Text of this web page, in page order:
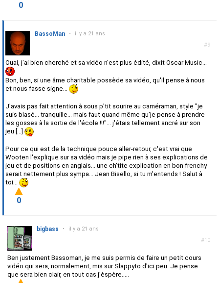
0
#9
BassoMan • il y a 21 ans
Ouai, j'ai bien cherché et sa vidéo n'est plus édité, dixit Oscar Music...
Bon, ben, si une âme charitable possède sa vidéo, qu'il pense à nous
et nous fasse signe...
J'avais pas fait attention à sous p'tit sourire au caméraman, style "je
suis blasé... tranquille... mais faut quand même qu'je pense à prendre
les gosses à la sortie de l'école !!!"... j'étais tellement ancré sur son
jeu [...]
Pour ce qui est de la technique pouce aller-retour, c'est vrai que
Wooten l'explique sur sa vidéo mais je pipe rien à ses explications de
jeu et de positions en anglais... une ch'tite explication en bon frenchy
serait nettement plus sympa... Jean Bisello, si tu m'entends ! Salut à
toi...
0
#10
bigbass • il y a 21 ans
Ben justement Bassoman, je me suis permis de faire un petit cours
vidéo qui sera, normalement, mis sur Slappyto d'ici peu. Je pense
que sera bien clair, en tout cas j'èspère.....